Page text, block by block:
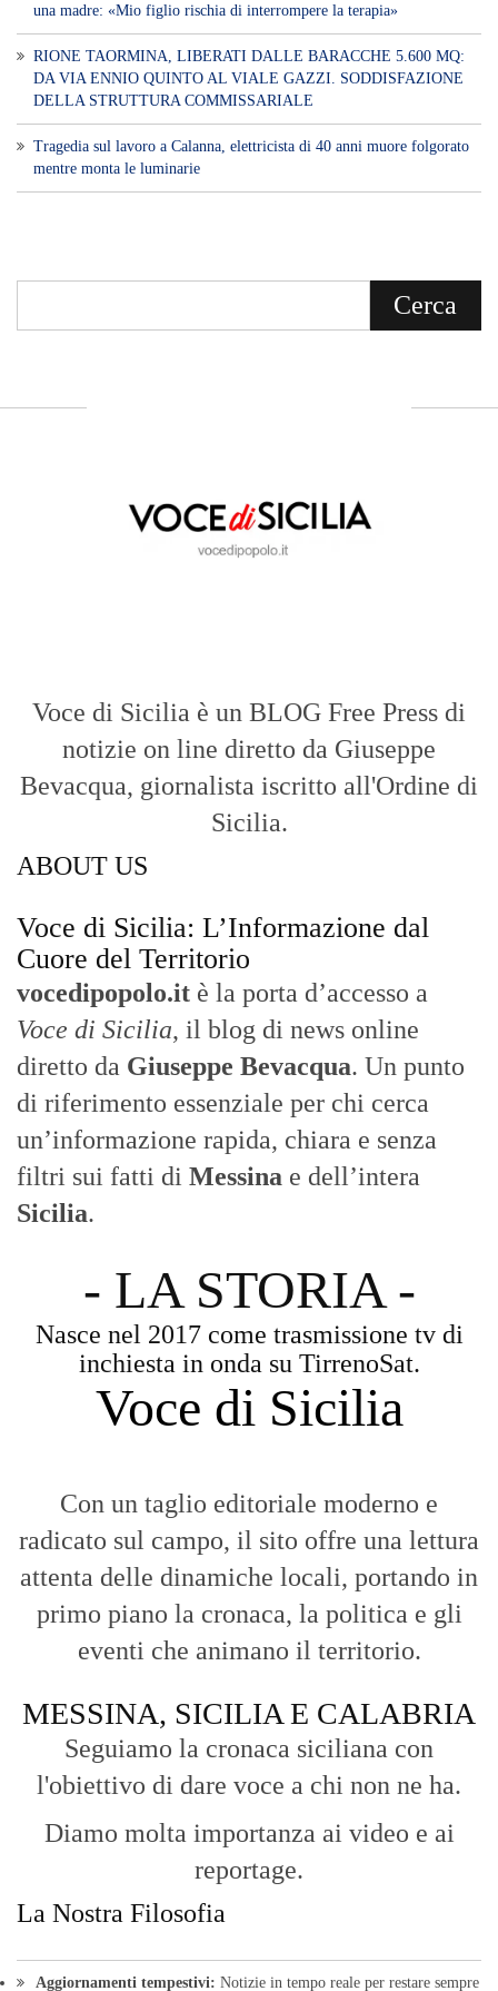
una madre: «Mio figlio rischia di interrompere la terapia»
RIONE TAORMINA, LIBERATI DALLE BARACCHE 5.600 MQ:
DA VIA ENNIO QUINTO AL VIALE GAZZI. SODDISFAZIONE
DELLA STRUTTURA COMMISSARIALE
Tragedia sul lavoro a Calanna, elettricista di 40 anni muore folgorato
mentre monta le luminarie
Voce di Sicilia è un BLOG Free Press di
notizie on line diretto da Giuseppe
Bevacqua, giornalista iscritto all'Ordine di
Sicilia.
ABOUT US
Voce di Sicilia: L’Informazione dal
Cuore del Territorio
vocedipopolo.it è la porta d’accesso a
Voce di Sicilia, il blog di news online
diretto da Giuseppe Bevacqua. Un punto
di riferimento essenziale per chi cerca
un’informazione rapida, chiara e senza
filtri sui fatti di Messina e dell’intera
Sicilia.
- LA STORIA -
Nasce nel 2017 come trasmissione tv di
inchiesta in onda su TirrenoSat.
Voce di Sicilia
Con un taglio editoriale moderno e
radicato sul campo, il sito offre una lettura
attenta delle dinamiche locali, portando in
primo piano la cronaca, la politica e gli
eventi che animano il territorio.
MESSINA, SICILIA E CALABRIA
Seguiamo la cronaca siciliana con
l'obiettivo di dare voce a chi non ne ha.
Diamo molta importanza ai video e ai
reportage.
La Nostra Filosofia
Aggiornamenti tempestivi: Notizie in tempo reale per restare sempre